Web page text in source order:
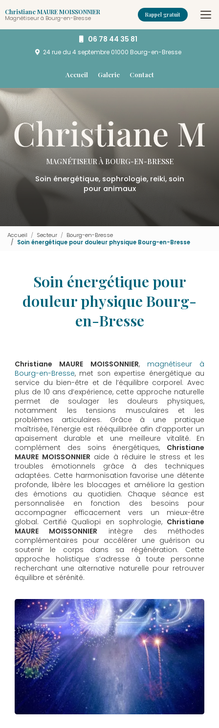
au
contenu
principal
06 78 44 35 81
24 rue du 4 septembre 01000 Bourg-en-Bresse
Accueil Galerie Contact
Christiane MAURE MOISSONNIER
Magnétiseur à Bourg-en-Bresse
Rappel gratuit
MAGNÉTISEUR À BOURG-EN-BRESSE
Soin énergétique, sophrologie, reiki, soin
pour animaux
Accueil Secteur
Bourg-en-Bresse
Soin énergétique pour douleur physique Bourg-en-Bresse
Soin énergétique pour
douleur physique Bourg-
en-Bresse
Christiane MAURE MOISSONNIER, magnétiseur à
Bourg-en-Bresse, met son expertise énergétique au
service du bien-être et de l’équilibre corporel. Avec
plus de 10 ans d’expérience, cette approche naturelle
permet de soulager les douleurs physiques,
notamment les tensions musculaires et les
problèmes articulaires. Grâce à une pratique
maîtrisée, l’énergie est rééquilibrée afin d’apporter un
apaisement durable et une meilleure vitalité. En
complément des soins énergétiques, Christiane
MAURE MOISSONNIER aide à réduire le stress et les
troubles émotionnels grâce à des techniques
adaptées. Cette harmonisation favorise une détente
profonde, libère les blocages et améliore la gestion
des émotions au quotidien. Chaque séance est
personnalisée en fonction des besoins pour
accompagner efficacement vers un mieux-être
global. Certifié Qualiopi en sophrologie, Christiane
MAURE MOISSONNIER intègre des méthodes
complémentaires pour accélérer une guérison ou
soutenir le corps dans sa régénération. Cette
approche holistique s’adresse à toute personne
recherchant une alternative naturelle pour retrouver
équilibre et sérénité.